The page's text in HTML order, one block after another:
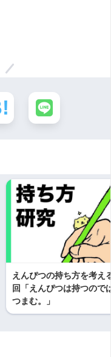
えんぴつの持ち方を考え
回「えんぴつは持つので
つまむ。」